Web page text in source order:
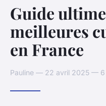
Guide
meilleures
en France
Pauline — 22 avril 2025 — 6